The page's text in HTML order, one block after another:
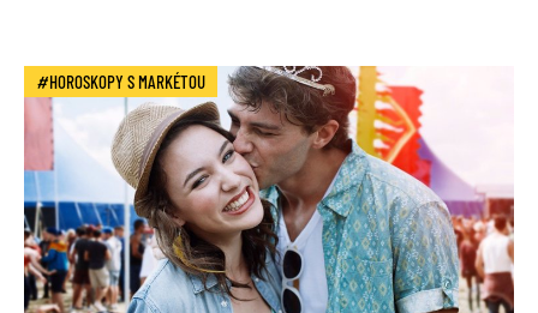
HOROSKOPY S MARKÉTOU